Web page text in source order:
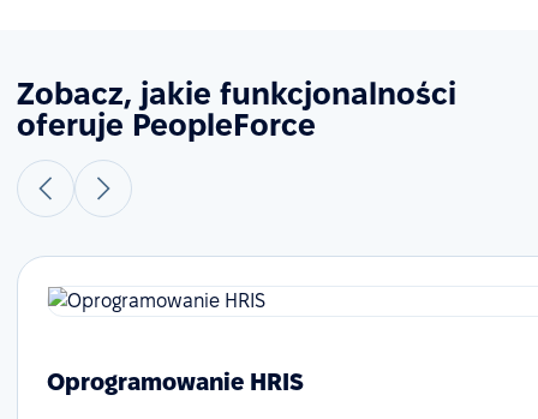
Zobacz, jakie funkcjonalności
oferuje PeopleForce
Oprogramowanie HRIS